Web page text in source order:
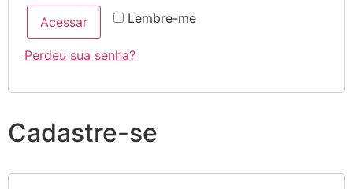
Lembre-me
Acessar
Perdeu sua senha?
Cadastre-se